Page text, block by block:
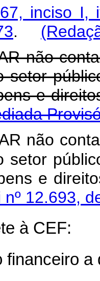
inciso I,
.
não
setor
e
não
setor
e
12.693,
à CEF:
financeiro